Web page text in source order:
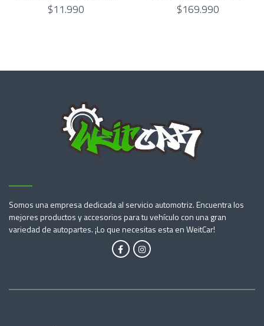
$11.990 $169.990
Somos una empresa dedicada al servicio automotriz. Encuentra los
mejores productos y accesorios para tu vehículo con una gran
variedad de autopartes. ¡Lo que necesitas esta en WeitCar!